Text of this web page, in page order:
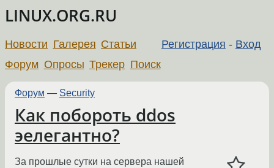
LINUX.ORG.RU
Регистрация - Вход
Новости Галерея Статьи
Форум Опросы Трекер Поиск
Форум — Security
Как побороть ddos
эелегантно?
За прошлые сутки на сервера нашей